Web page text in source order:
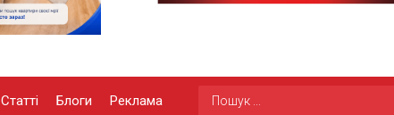
Статті Блоги Реклама